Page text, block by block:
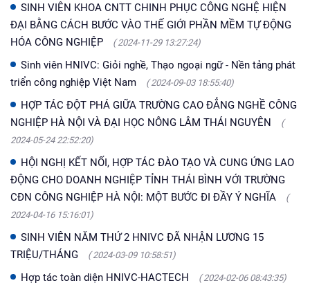
SINH VIÊN KHOA CNTT CHINH PHỤC CÔNG NGHỆ HIỆN
ĐẠI BẰNG CÁCH BƯỚC VÀO THẾ GIỚI PHẦN MỀM TỰ ĐỘNG
HÓA CÔNG NGHIỆP
( 2024-11-29 13:27:24)
Sinh viên HNIVC: Giỏi nghề, Thạo ngoại ngữ - Nền tảng phát
triển công nghiệp Việt Nam
( 2024-09-03 18:55:40)
HỢP TÁC ĐỘT PHÁ GIỮA TRƯỜNG CAO ĐẲNG NGHỀ CÔNG
NGHIỆP HÀ NỘI VÀ ĐẠI HỌC NÔNG LÂM THÁI NGUYÊN
(
2024-05-24 22:52:20)
HỘI NGHỊ KẾT NỐI, HỢP TÁC ĐÀO TẠO VÀ CUNG ỨNG LAO
ĐỘNG CHO DOANH NGHIỆP TỈNH THÁI BÌNH VỚI TRƯỜNG
CĐN CÔNG NGHIỆP HÀ NỘI: MỘT BƯỚC ĐI ĐẦY Ý NGHĨA
(
2024-04-16 15:16:01)
SINH VIÊN NĂM THỨ 2 HNIVC ĐÃ NHẬN LƯƠNG 15
TRIỆU/THÁNG
( 2024-03-09 10:58:51)
Hợp tác toàn diện HNIVC-HACTECH ( 2024-02-06 08:43:35)